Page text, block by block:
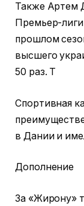
Также Артем
Премьер-
прошлом
высшего
50 раз. Т
Спортивная
в Дании и
Дополнение
За «Жирону»